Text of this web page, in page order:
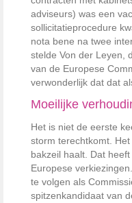
adviseurs) was een
sollicitatieprocedure
nota bene na twee
stelde Von der Leyen,
van de Europese
verwonderlijk dat dat
Moeilijke
Het is niet de eerste
storm terechtkomt.
bakzeil haalt. Dat
Europese
te volgen als
spitzenkandidaat van